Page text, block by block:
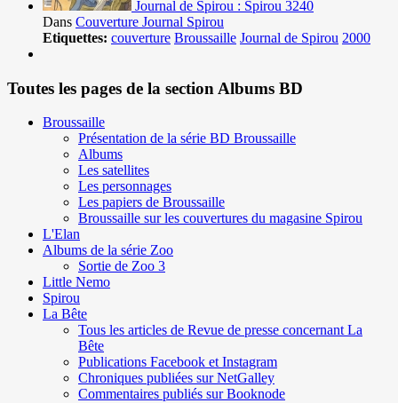
Journal de Spirou : Spirou 3240
Dans Couverture Journal Spirou
Etiquettes: couverture Broussaille Journal de Spirou 2000
Toutes les pages de la section Albums BD
Broussaille
Présentation de la série BD Broussaille
Albums
Les satellites
Les personnages
Les papiers de Broussaille
Broussaille sur les couvertures du magasine Spirou
L'Elan
Albums de la série Zoo
Sortie de Zoo 3
Little Nemo
Spirou
La Bête
Tous les articles de Revue de presse concernant La
Bête
Publications Facebook et Instagram
Chroniques publiées sur NetGalley
Commentaires publiés sur Booknode